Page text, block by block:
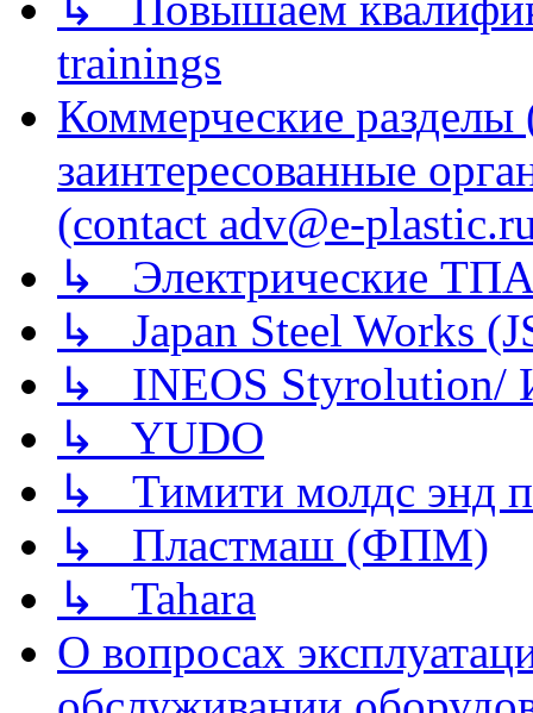
trainings
Коммерческие
заинтересованные
(contact adv@e-
↳ Электрические
↳ Japan Steel Works
↳ INEOS
↳ YUDO
↳ Тимити молдс энд
↳ Пластмаш (ФПМ)
↳ Tahara
О вопросах